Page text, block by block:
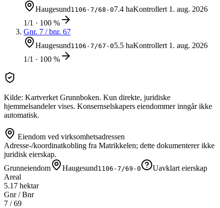
Haugesund1106-7/68-07.4 haKontrollert 1. aug. 2026
1/1 · 100 %
Gnr. 7 / bnr. 67
Haugesund1106-7/67-05.5 haKontrollert 1. aug. 2026
1/1 · 100 %
Kilde: Kartverket Grunnboken. Kun direkte, juridiske
hjemmelsandeler vises. Konsernselskapers eiendommer inngår ikke
automatisk.
Eiendom ved virksomhetsadressen
Adresse-/koordinatkobling fra Matrikkelen; dette dokumenterer ikke
juridisk eierskap.
Grunneiendom
Haugesund1106-7/69-0
Uavklart eierskap
Areal
5.17 hektar
Gnr / Bnr
7 /69